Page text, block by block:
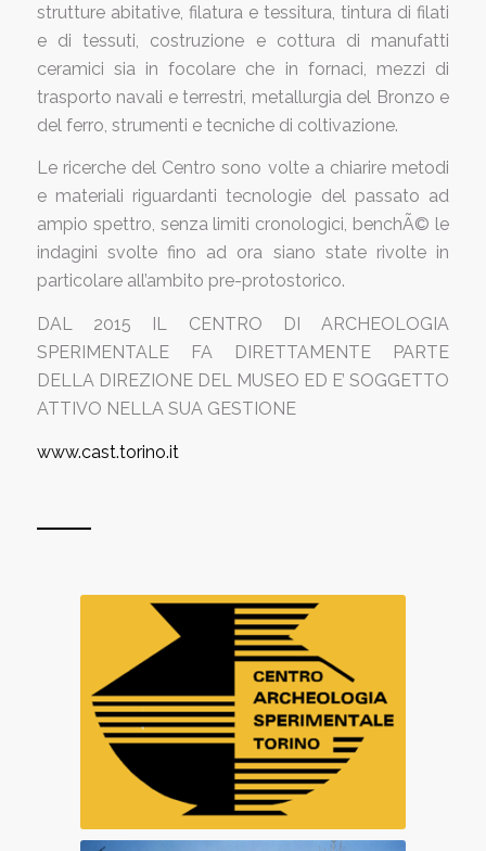
strutture abitative, filatura e tessitura, tintura di filati
e di tessuti, costruzione e cottura di manufatti
ceramici sia in focolare che in fornaci, mezzi di
trasporto navali e terrestri, metallurgia del Bronzo e
del ferro, strumenti e tecniche di coltivazione.
Le ricerche del Centro sono volte a chiarire metodi
e materiali riguardanti tecnologie del passato ad
ampio spettro, senza limiti cronologici, benchÃ© le
indagini svolte fino ad ora siano state rivolte in
particolare all’ambito pre-protostorico.
DAL 2015 IL CENTRO DI ARCHEOLOGIA
SPERIMENTALE FA DIRETTAMENTE PARTE
DELLA DIREZIONE DEL MUSEO ED E’ SOGGETTO
ATTIVO NELLA SUA GESTIONE
www.cast.torino.it